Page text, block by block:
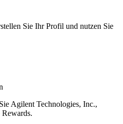
Sie Ihr Profil und nutzen Sie
Agilent Technologies, Inc.,
Rewards.